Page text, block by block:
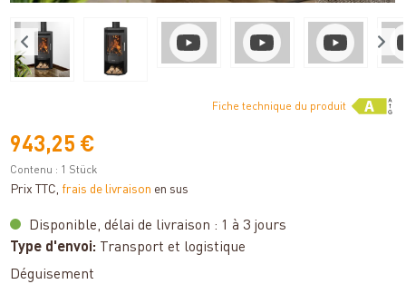
Fiche technique du produit
943,25 €
Contenu : 1 Stück
Prix TTC, frais de livraison en sus
Disponible, délai de livraison : 1 à 3 jours
Type d'envoi: Transport et logistique
Sélectionnez
Déguisement